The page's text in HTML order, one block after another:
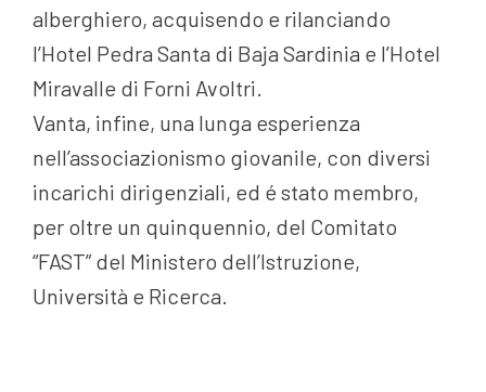
alberghiero, acquisendo e rilanciando
l’Hotel Pedra Santa di Baja Sardinia e l’Hotel
Miravalle di Forni Avoltri.
Vanta, infine, una lunga esperienza
nell’associazionismo giovanile, con diversi
incarichi dirigenziali, ed é stato membro,
per oltre un quinquennio, del Comitato
“FAST” del Ministero dell’Istruzione,
Università e Ricerca.